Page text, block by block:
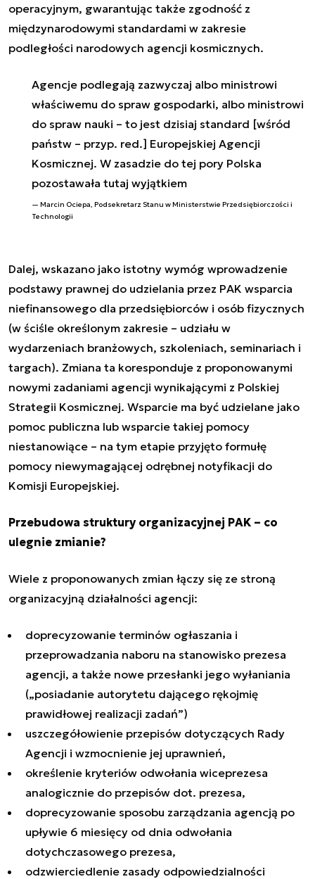
operacyjnym, gwarantując także zgodność z
międzynarodowymi standardami w zakresie
podległości narodowych agencji kosmicznych.
Agencje podlegają zazwyczaj albo ministrowi
właściwemu do spraw gospodarki, albo ministrowi
do spraw nauki – to jest dzisiaj standard [wśród
państw – przyp. red.] Europejskiej Agencji
Kosmicznej. W zasadzie do tej pory Polska
pozostawała tutaj wyjątkiem
Marcin Ociepa, Podsekretarz Stanu w Ministerstwie Przedsiębiorczości i
Technologii
Dalej, wskazano jako istotny wymóg wprowadzenie
podstawy prawnej do udzielania przez PAK wsparcia
niefinansowego dla przedsiębiorców i osób fizycznych
(w ściśle określonym zakresie – udziału w
wydarzeniach branżowych, szkoleniach, seminariach i
targach). Zmiana ta koresponduje z proponowanymi
nowymi zadaniami agencji wynikającymi z Polskiej
Strategii Kosmicznej. Wsparcie ma być udzielane jako
pomoc publiczna lub wsparcie takiej pomocy
niestanowiące – na tym etapie przyjęto formułę
pomocy niewymagającej odrębnej notyfikacji do
Komisji Europejskiej.
Przebudowa struktury organizacyjnej PAK – co
ulegnie zmianie?
Wiele z proponowanych zmian łączy się ze stroną
organizacyjną działalności agencji:
doprecyzowanie terminów ogłaszania i
przeprowadzania naboru na stanowisko prezesa
agencji, a także nowe przesłanki jego wyłaniania
(„posiadanie autorytetu dającego rękojmię
prawidłowej realizacji zadań”)
uszczegółowienie przepisów dotyczących Rady
Agencji i wzmocnienie jej uprawnień,
określenie kryteriów odwołania wiceprezesa
analogicznie do przepisów dot. prezesa,
doprecyzowanie sposobu zarządzania agencją po
upływie 6 miesięcy od dnia odwołania
dotychczasowego prezesa,
odzwierciedlenie zasady odpowiedzialności